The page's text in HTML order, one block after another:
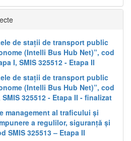
de stații de transport public
(Intelli Bus Hub Net)”, cod
I, SMIS 325512 - Etapa II
de stații de transport public
(Intelli Bus Hub Net)”, cod
SMIS 325512 - Etapa II - finalizat
management al traficului și
a regulilor, siguranță și
SMIS 325513 – Etapa II